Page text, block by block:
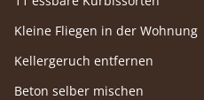
Kleine Fliegen in der Wohnung
Kellergeruch entfernen
Beton selber mischen